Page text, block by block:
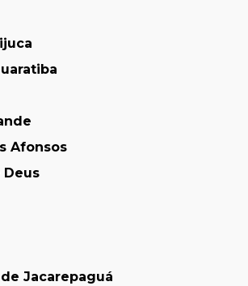
Afonsos
Deus
de Jacarepaguá